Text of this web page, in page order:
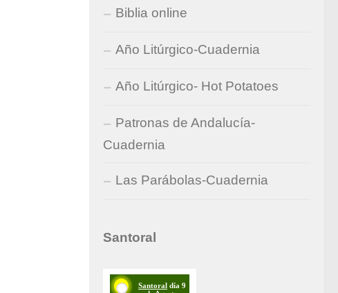
Biblia online
Año Litúrgico-Cuadernia
Año Litúrgico- Hot Potatoes
Patronas de Andalucía-
Cuadernia
Las Parábolas-Cuadernia
Santoral